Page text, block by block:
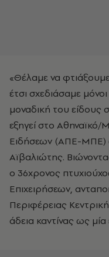
«Θέλαμε να φτιάξουμε
έτσι σχεδιάσαμε
μοναδική του είδους
εξηγεί στο
Ειδήσεων (ΑΠΕ-ΜΠΕ)
Αϊβαλιώτης.
ο 36χρονος
Επιχειρήσεων,
Περιφέρειας
άδεια καντίνας ως